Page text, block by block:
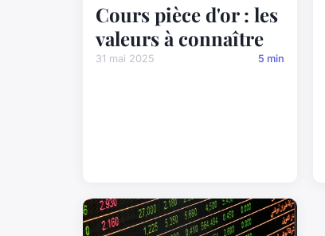
Cours pièce d'or : les
valeurs à connaître
31 mai 2025 5 min